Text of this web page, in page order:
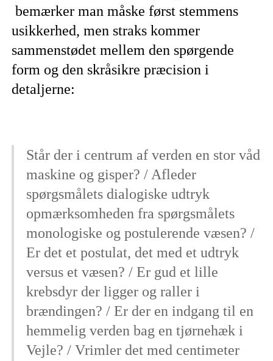
bemærker man måske først stemmens
usikkerhed, men straks kommer
sammenstødet mellem den spørgende
form og den skråsikre præcision i
detaljerne:
Står der i centrum af verden en stor våd
maskine og gisper? / Afleder
spørgsmålets dialogiske udtryk
opmærksomheden fra spørgsmålets
monologiske og postulerende væsen? /
Er det et postulat, det med et udtryk
versus et væsen? / Er gud et lille
krebsdyr der ligger og raller i
brændingen? / Er der en indgang til en
hemmelig verden bag en tjørnehæk i
Vejle? / Vrimler det med centimeter